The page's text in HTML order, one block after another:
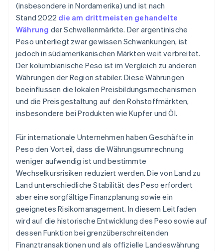
(insbesondere in Nordamerika) und ist nach
Stand 2022 die am drittmeisten gehandelte
Währung der Schwellenmärkte. Der argentinische
Peso unterliegt zwar gewissen Schwankungen, ist
jedoch in südamerikanischen Märkten weit verbreitet.
Der kolumbianische Peso ist im Vergleich zu anderen
Währungen der Region stabiler. Diese Währungen
beeinflussen die lokalen Preisbildungsmechanismen
und die Preisgestaltung auf den Rohstoffmärkten,
insbesondere bei Produkten wie Kupfer und Öl.
Für internationale Unternehmen haben Geschäfte in
Peso den Vorteil, dass die Währungsumrechnung
weniger aufwendig ist und bestimmte
Wechselkursrisiken reduziert werden. Die von Land zu
Land unterschiedliche Stabilität des Peso erfordert
aber eine sorgfältige Finanzplanung sowie ein
geeignetes Risikomanagement. In diesem Leitfaden
wird auf die historische Entwicklung des Peso sowie auf
dessen Funktion bei grenzüberschreitenden
Finanztransaktionen und als offizielle Landeswährung